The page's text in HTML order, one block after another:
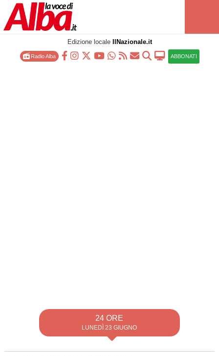
Edizione locale IlNazionale.it
Radio Alba ABBONATI
24 ORE
LUNEDÌ 23 GIUGNO